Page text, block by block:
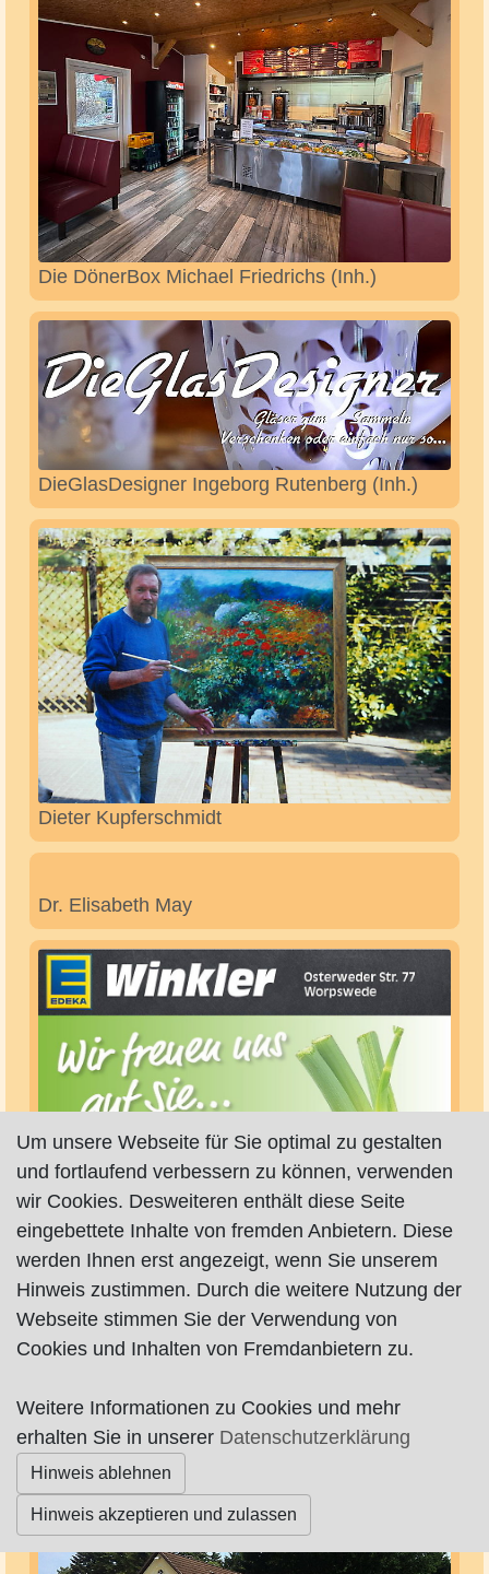
Danny´s Porträt Art
Der Hüpfburgenverleih Bremen - OHZ Sascha
Bosslé (Geschäftsführer)
Derus Holzbau - Zimmerei Dennis Rußmeier
(Inh.)
Die Blaue Rose (Kunstschule des Lebens)
Christine Winkel
Um unsere Webseite für Sie optimal zu gestalten
und fortlaufend verbessern zu können, verwenden
wir Cookies. Desweiteren enthält diese Seite
eingebettete Inhalte von fremden Anbietern. Diese
werden Ihnen erst angezeigt, wenn Sie unserem
Hinweis zustimmen. Durch die weitere Nutzung der
Webseite stimmen Sie der Verwendung von
Cookies und Inhalten von Fremdanbietern zu.
Weitere Informationen zu Cookies und mehr
erhalten Sie in unserer Datenschutzerklärung
Hinweis ablehnen
Hinweis akzeptieren und zulassen